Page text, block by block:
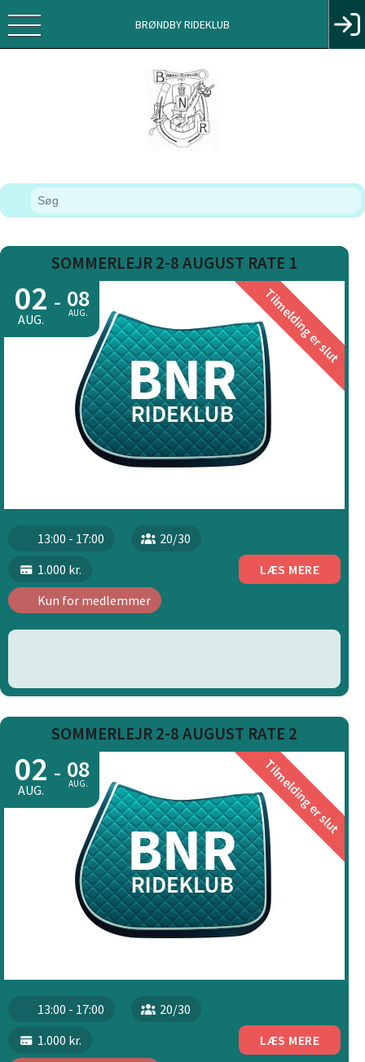
BRØNDBY RIDEKLUB
SOMMERLEJR 2-8 AUGUST RATE 1
02
AUG.
- 08
AUG. Tilmelding er slut
13:00 - 17:00
20/30
1.000 kr.
Kun for medlemmer
LÆS MERE
SOMMERLEJR 2-8 AUGUST RATE 2
02
AUG.
- 08
AUG. Tilmelding er slut
13:00 - 17:00
20/30
1.000 kr.
LÆS MERE